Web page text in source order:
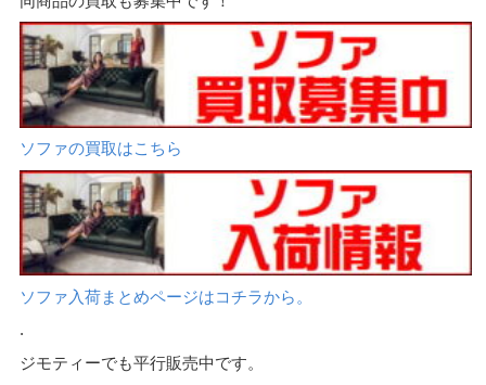
ソファの買取はこちら
ソファ入荷まとめページはコチラから。
.
ジモティーでも平行販売中です。